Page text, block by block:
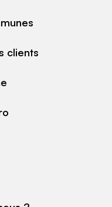
clients